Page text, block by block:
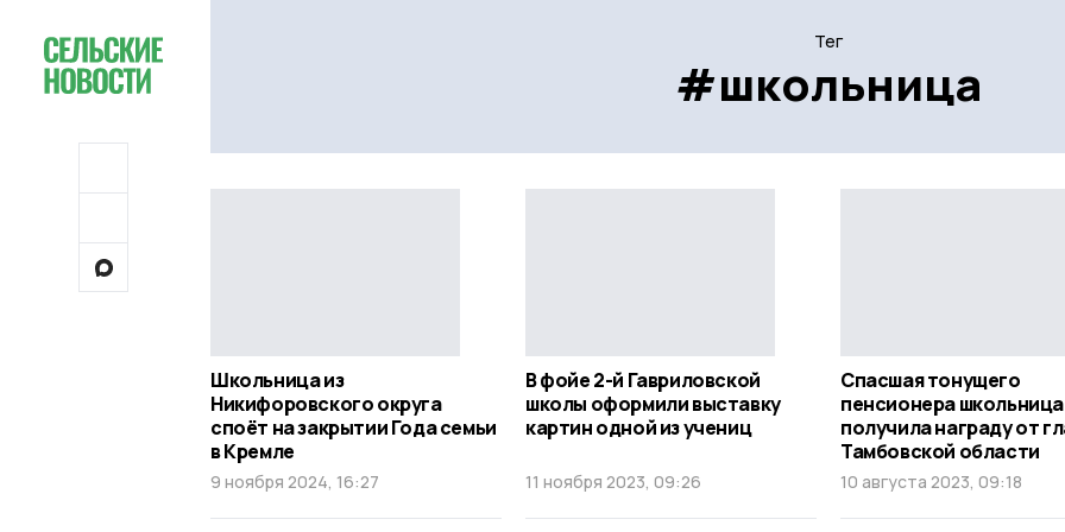
Тег
#школьница
Школьница из
Никифоровского округа
споёт на закрытии Года семьи
в Кремле
9 ноября 2024, 16:27
В фойе 2-й Гавриловской
школы оформили выставку
картин одной из учениц
11 ноября 2023, 09:26
Спасшая тонущего
пенсионера школьница
получила награду от
Тамбовской области
10 августа 2023, 09:18